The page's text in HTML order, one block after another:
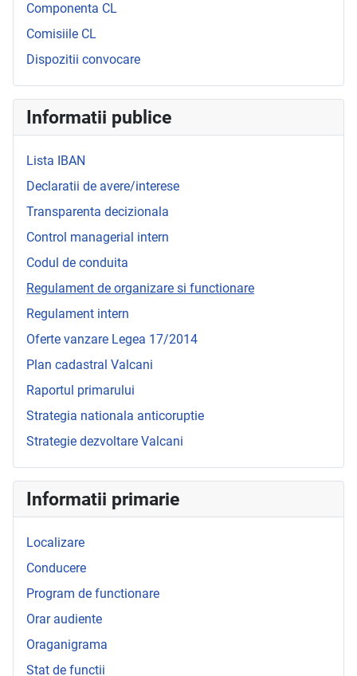
Componenta CL
Comisiile CL
Dispozitii convocare
Informatii publice
Lista IBAN
Declaratii de avere/interese
Transparenta decizionala
Control managerial intern
Codul de conduita
Regulament de organizare si functionare
Regulament intern
Oferte vanzare Legea 17/2014
Plan cadastral Valcani
Raportul primarului
Strategia nationala anticoruptie
Strategie dezvoltare Valcani
Informatii primarie
Localizare
Conducere
Program de functionare
Orar audiente
Oraganigrama
Stat de functii